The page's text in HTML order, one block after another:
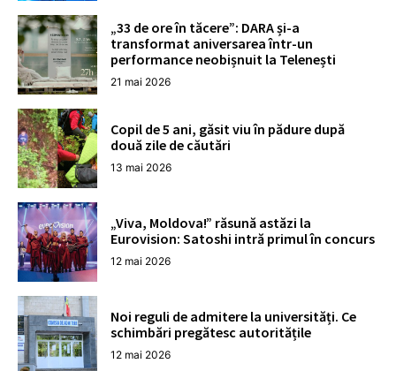
„33 de ore în tăcere”: DARA și-a
transformat aniversarea într-un
performance neobișnuit la Telenești
21 mai 2026
Copil de 5 ani, găsit viu în pădure după
două zile de căutări
13 mai 2026
„Viva, Moldova!” răsună astăzi la
Eurovision: Satoshi intră primul în concurs
12 mai 2026
Noi reguli de admitere la universități. Ce
schimbări pregătesc autoritățile
12 mai 2026